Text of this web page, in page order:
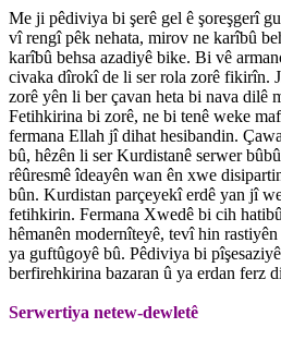
Me ji pêdiviya bi şerê gel ê şoreşgerî
vî rengî pêk nehata, mirov ne karîbû
karîbû behsa azadiyê bike. Bi vê
civaka dîrokî de li ser rola zorê fikirîn.
zorê yên li ber çavan heta bi nava dilê
Fetihkirina bi zorê, ne bi tenê weke
fermana Ellah jî dihat hesibandin.
bû, hêzên li ser Kurdistanê serwer
rêûresmê îdeayên wan ên xwe
bûn. Kurdistan parçeyekî erdê yan jî
fetihkirin. Fermana Xwedê bi cih
hêmanên modernîteyê, tevî hin
ya guftûgoyê bû. Pêdiviya bi
berfirehkirina bazaran û ya erdan ferz
Serwertiya netew-dewletê